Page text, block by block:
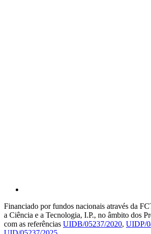
Financiado por fundos nacionais através da
a Ciência e a Tecnologia, I.P., no âmbito dos
com as referências UIDB/05237/2020, UIDP/